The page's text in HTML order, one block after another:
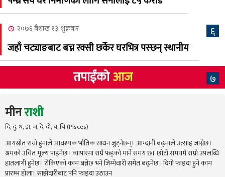
६
२०७६ बैशाख १३, शुक्रबार
जहाँ चट्याङबाट बच्न रक्सी छर्केर घरभित्र पस्छन् स्थानीय
७
तपाईंकोआज
मीनराशी
दि, दु, थ, झ, ञ, दे, दो, च, चि (Pisces)
आयस्रोत राम्रो हुनाले आवश्यक भौतिक साधन जुट्नेछन्। आम्दानी बढ्नाले उत्साह जाग्नेछ।
श्रमको उचित मूल्य पाइनेछ। व्यापारमा राम्रै फड्को मार्ने समय छ। छोटो समयमै राम्रो उपलब्धि
हातलागी हुनेछ। रोकिएको काम बन्नेछ भने जिम्मेवारी समेत बढ्नेछ। दिगो फाइदा हुने काम
प्रारम्भ होला। साझेदारीबाट पनि फाइदा उठाउन